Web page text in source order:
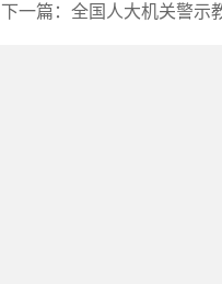
下一篇： 全国人大机关警示